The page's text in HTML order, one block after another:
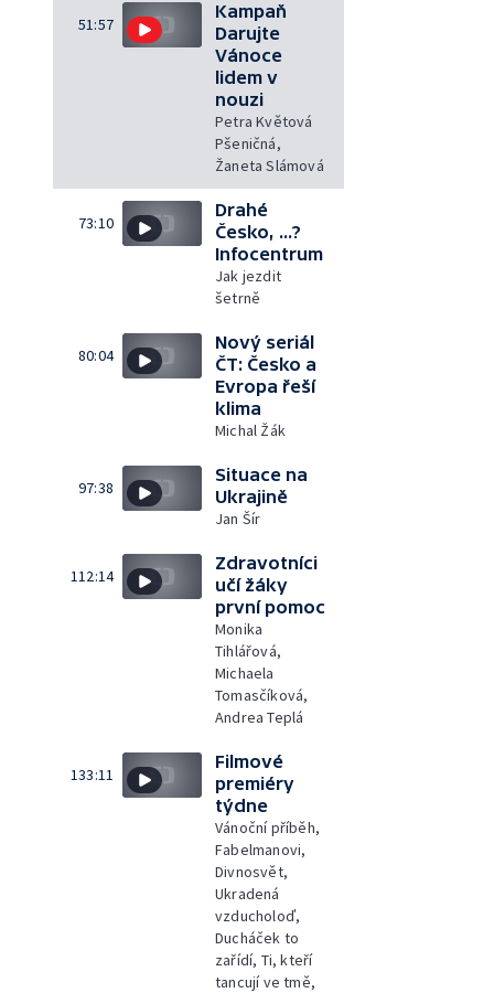
51:57
Kampaň
Darujte
Vánoce
lidem v
nouzi
Petra Květová
Pšeničná,
Žaneta Slámová
73:10
Drahé
Česko, ...?
Infocentrum
Jak jezdit
šetrně
80:04
Nový seriál
ČT: Česko a
Evropa řeší
klima
Michal Žák
97:38
Situace na
Ukrajině
Jan Šír
112:14
Zdravotníci
učí žáky
první pomoc
Monika
Tihlářová,
Michaela
Tomasčíková,
Andrea Teplá
133:11
Filmové
premiéry
týdne
Vánoční příběh,
Fabelmanovi,
Divnosvět,
Ukradená
vzducholoď,
Ducháček to
zařídí, Ti, kteří
tancují ve tmě,